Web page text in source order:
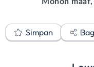
Simpan